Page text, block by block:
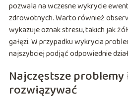
pozwala na wczesne wykrycie
zdrowotnych. Warto również
wykazuje oznak stresu, takich jak
gałęzi. W przypadku wykrycia
najszybciej podjąć odpowiednie
Najczęstsze
rozwiązywać